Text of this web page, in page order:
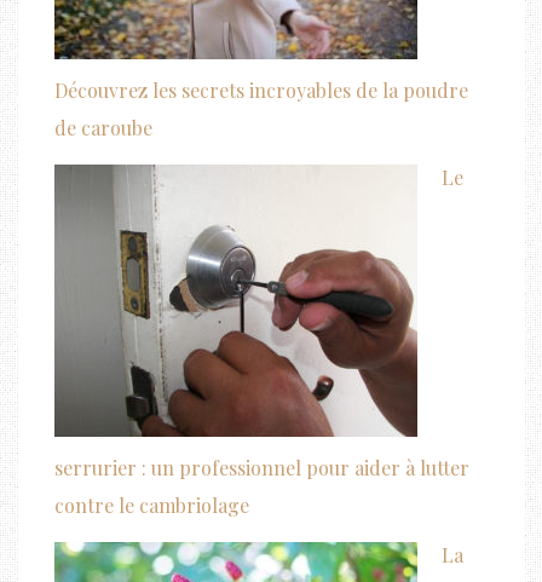
Découvrez les secrets incroyables de la poudre
de caroube
Le
serrurier : un professionnel pour aider à lutter
contre le cambriolage
La